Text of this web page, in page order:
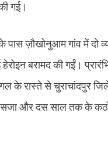
गई।
ज़ौखोनुआम गांव में दो
बरामद की गईं।
के रास्‍ते से चुराचांदपुर
और दस साल तक के